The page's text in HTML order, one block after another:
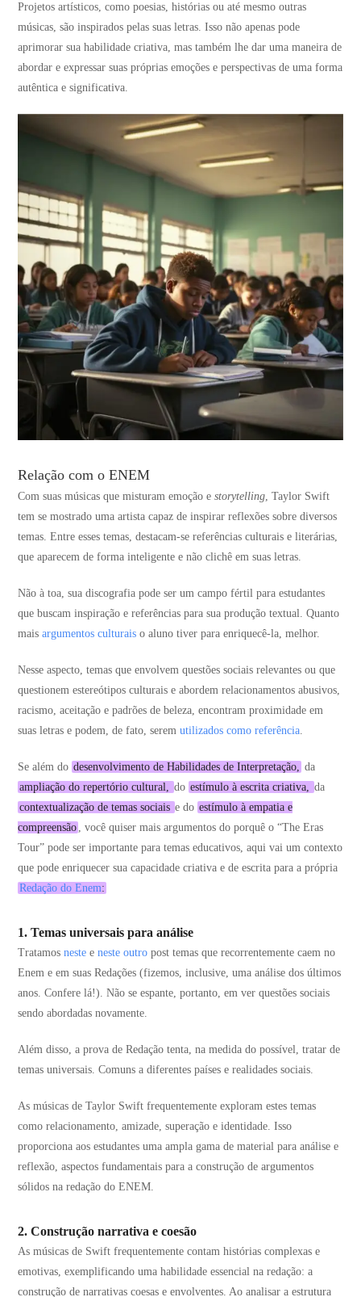
Projetos artísticos, como poesias, histórias ou até mesmo outras
músicas, são inspirados pelas suas letras. Isso não apenas pode
aprimorar sua habilidade criativa, mas também lhe dar uma maneira de
abordar e expressar suas próprias emoções e perspectivas de uma forma
autêntica e significativa.
Relação com o ENEM
Com suas músicas que misturam emoção e storytelling, Taylor Swift
tem se mostrado uma artista capaz de inspirar reflexões sobre diversos
temas. Entre esses temas, destacam-se referências culturais e literárias,
que aparecem de forma inteligente e não clichê em suas letras.
Não à toa, sua discografia pode ser um campo fértil para estudantes
que buscam inspiração e referências para sua produção textual. Quanto
mais argumentos culturais o aluno tiver para enriquecê-la, melhor.
Nesse aspecto, temas que envolvem questões sociais relevantes ou que
questionem estereótipos culturais e abordem relacionamentos abusivos,
racismo, aceitação e padrões de beleza, encontram proximidade em
suas letras e podem, de fato, serem utilizados como referência.
Se além do desenvolvimento de Habilidades de Interpretação, da
ampliação do repertório cultural, do estímulo à escrita criativa, da
contextualização de temas sociais e do estímulo à empatia e
compreensão , você quiser mais argumentos do porquê o “The Eras
Tour” pode ser importante para temas educativos, aqui vai um contexto
que pode enriquecer sua capacidade criativa e de escrita para a própria
Redação do Enem:
1. Temas universais para análise
Tratamos neste e neste outro post temas que recorrentemente caem no
Enem e em suas Redações (fizemos, inclusive, uma análise dos últimos
anos. Confere lá!). Não se espante, portanto, em ver questões sociais
sendo abordadas novamente.
Além disso, a prova de Redação tenta, na medida do possível, tratar de
temas universais. Comuns a diferentes países e realidades sociais.
As músicas de Taylor Swift frequentemente exploram estes temas
como relacionamento, amizade, superação e identidade. Isso
proporciona aos estudantes uma ampla gama de material para análise e
reflexão, aspectos fundamentais para a construção de argumentos
sólidos na redação do ENEM.
2. Construção narrativa e coesão
As músicas de Swift frequentemente contam histórias complexas e
emotivas, exemplificando uma habilidade essencial na redação: a
construção de narrativas coesas e envolventes. Ao analisar a estrutura